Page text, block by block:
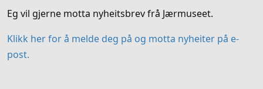
Eg vil gjerne motta nyheitsbrev frå Jærmuseet.
Klikk her for å melde deg på og motta nyheiter på e-
post.